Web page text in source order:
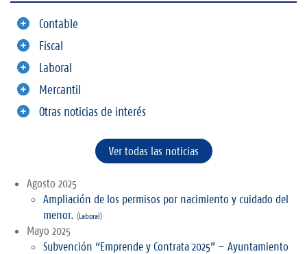
Contable
Fiscal
Laboral
Mercantil
Otras noticias de interés
Ver todas las noticias
Agosto 2025
Ampliación de los permisos por nacimiento y cuidado del
menor. (Laboral)
Mayo 2025
Subvención “Emprende y Contrata 2025” – Ayuntamiento